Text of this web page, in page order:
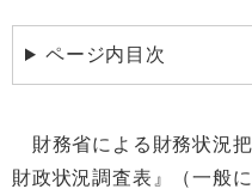
ページ内目次
財務省による財務状況
財政状況調査表』（一般